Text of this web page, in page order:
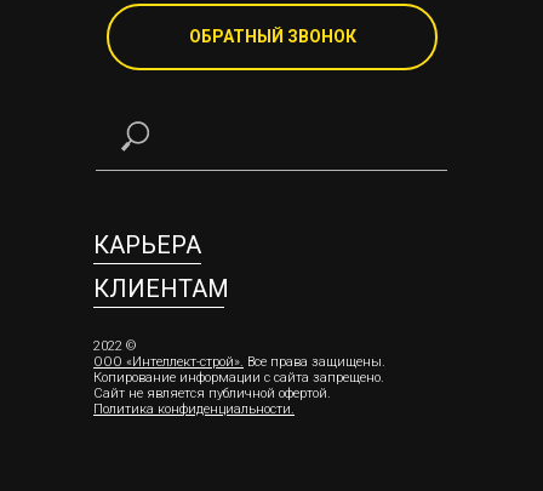
ОБРАТНЫЙ ЗВОНОК
КАРЬЕРА
КЛИЕНТАМ
2022 ©
ООО «Интеллект-строй». Все права защищены.
Копирование информации с сайта запрещено.
Сайт не является публичной офертой.
Политика конфиденциальности.